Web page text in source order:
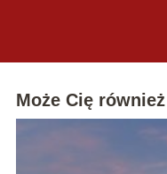
Może Cię